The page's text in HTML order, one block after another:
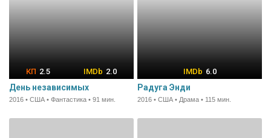
2.5 2.0
День независимых
2016 • США • Фантастика • 91 мин.
6.0
Радуга Энди
2016 • США • Драма • 115 мин.